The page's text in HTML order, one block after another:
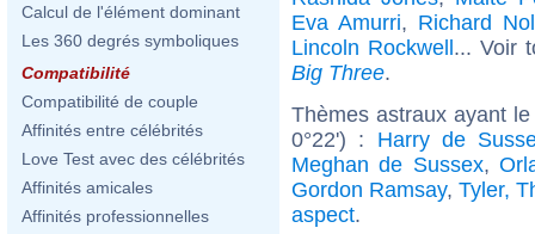
Calcul de l'élément dominant
Les 360 degrés symboliques
Compatibilité
Compatibilité de couple
Affinités entre célébrités
Love Test avec des célébrités
Affinités amicales
Affinités professionnelles
Eva Amurri, Richard
Lincoln Rockwell... Voir
Big Three.
Thèmes astraux ayant
0°22') : Harry de
Meghan de Sussex,
Gordon Ramsay, Tyler,
aspect.